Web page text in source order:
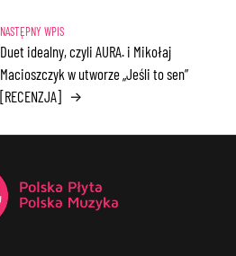
Duet idealny, czyli AURA. i Mikołaj
Macioszczyk w utworze „Jeśli to sen”
[RECENZJA] →